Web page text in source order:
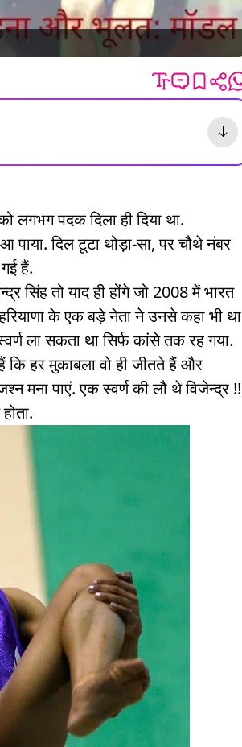
पदक दिला ही दिया था.
दिल टूटा थोड़ा-सा, पर चौथे नंबर
हैं.
सिंह तो याद ही होंगे जो 2008 में भारत
के एक बड़े नेता ने उनसे कहा भी था
ला सकता था सिर्फ कांसे तक रह गया.
हर मुकाबला वो ही जीतते हैं और
मना पाएं. एक स्वर्ण की लौ थे विजेन्द्र !!